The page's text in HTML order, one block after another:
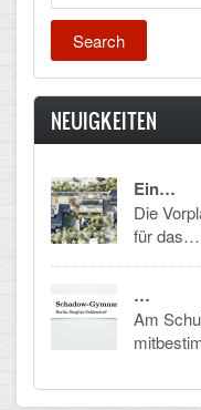
NEUIGKEITEN
Ein…
Die
für das…
…
Am